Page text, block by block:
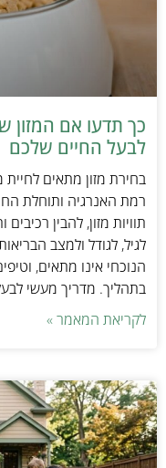
כך תדעו אם
לבעל החיים שלכם
בחירת מזון מתאים
רמת האנרגיה ותוחלת
תוויות מזון, להבין
לגיל, לגודל ולמצב
הנוכחי אינו מתאים,
בתהליך. מדריך מעשי
לקריאת המאמר »